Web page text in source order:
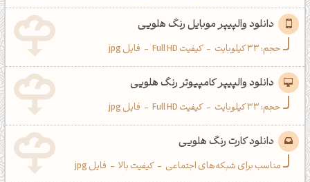
دانلود والپیپر موبایل رنگ هلویی
حجم: 33 کیلوبایت - کیفیت Full HD - فایل jpg
دانلود والپیپر کامپیوتر رنگ هلویی
حجم: 33 کیلوبایت - کیفیت Full HD - فایل jpg
دانلود کارت رنگ هلویی
مناسب برای شبکه‌های اجتماعی - کیفیت بالا - فایل jpg